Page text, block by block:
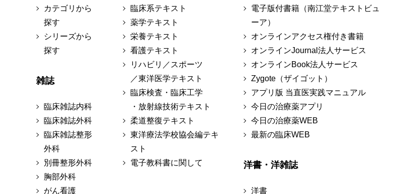
カテゴリから
探す
シリーズから
探す
雑誌
臨床雑誌内科
臨床雑誌外科
臨床雑誌整形
外科
別冊整形外科
胸部外科
がん看護
臨床系テキスト
薬学テキスト
栄養テキスト
看護テキスト
リハビリ／スポーツ
／東洋医学テキスト
臨床検査・臨床工学
・放射線技術テキスト
柔道整復テキスト
東洋療法学校協会編テキ
スト
電子教科書に関して
電子版付書籍（南江堂テキストビュ
ーア）
オンラインアクセス権付き書籍
オンラインJournal法人サービス
オンラインBook法人サービス
Zygote（ザイゴット）
アプリ版 当直医実践マニュアル
今日の治療薬アプリ
今日の治療薬WEB
最新の臨床WEB
洋書・洋雑誌
洋書